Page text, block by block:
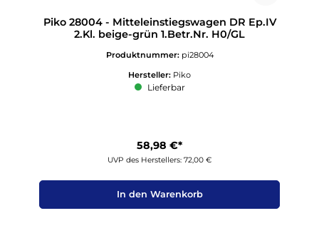
Piko 28004 - Mitteleinstiegswagen DR Ep.IV
2.Kl. beige-grün 1.Betr.Nr. H0/GL
Produktnummer: pi28004
Hersteller: Piko
Lieferbar
58,98 €*
UVP des Herstellers: 72,00 €
In den Warenkorb